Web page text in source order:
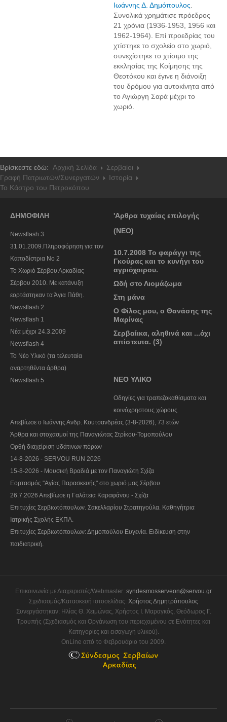
Ιωάννης Δ. Δημόπουλος.
Συνολικά χρημάτισε πρόεδρος
21 χρόνια (1936-1953, 1956 και
1962-1964). Επί προεδρίας του
χτίστηκε το σχολείο στο χωριό,
συνεχίστηκε το χτίσιμο της
εκκλησίας της Κοίμησης της
Θεοτόκου και έγινε η διάνοιξη
του δρόμου για αυτοκίνητα από
το Αγιώργη Σαρά μέχρι το
χωριό.
Βρίσκεστε εδώ: Αρχική Σελίδα
Σερβαίοι
Γραφή Πατριωτών/Συνεργατών
Ιστορία
Το Κάστρο του Πετροκόπου
ΔΗΜΟΦΙΛΗ
Newsflash 3
31.01.2009.Πληροφόρηση για τον
Καποδίστρια Νο 2
To Χωριό Σέρβου Αρκαδίας
Σέρβου 2010. Με κατάνυξη
εορτάστηκαν τα Άγια Πάθη.
Newsflash 2
Newsflash 1
Nέα μέχρι 24.3.2009
Newsflash 4
Το Νέο Υλικό (τα τελευταία
αναρτηθέντα άρθρα)
Newsflash 5
'Αρθρα τυχαίας επιλογής
(ΝΕΟ)
10.7.2008 Το φαράγγι της
Γκούρας και το κυνήγι του
αγριόχοιρου.
Ωδή στο Λιομάζωμα
Στη μάνα
Ο Φίλος μου, ο Θανάσης της
Μαρίνας
Σερβαίικα, αληθινά και ...όχι
απίστευτα. (3)
ΝΕΟ ΥΛΙΚΟ
Οδηγίες για τραπεζοκαθίσματα και
κοινόχρηστους χώρους
Απεβίωσε ο Ιωάννης Ανδρ. Κουτσανδρέας (3-8-2026), 73 ετών
Άρθρα και στοχασμοί της Παναγιώτας Στρίκου-Τομοπούλου
Ορθή διαχείριση υδάτινων πόρων
14-8-2026 - SERVOU RUN 2026
15-8-2026 - Μουσική Βραδιά με τον Παναγιώτη Σχίζα
Εορτασμός "Αγίας Παρασκευής" στο χωριό μας Σέρβου
26.7.2026 Απεβίωσε η Γαλάτεια Καραφάνου - Σχίζα
Επιτυχίες Σερβιωτόπουλων. Σακελλαρίου Στρατηγούλα. Καθηγήτρια
Ιατρικής Σχολής ΕΚΠΑ.
Επιτυχίες Σερβιωτόπουλων: Δημοπούλου Ευγενία. Ειδίκευση στην
παιδιατρική.
Επικοινωνία με Διαχειριστές/Webmaster: syndesmosserveon@servou.gr
Σχεδιασμός/Κατασκευή ιστοσελίδας: Χρήστος Δημητρόπουλος
Συνεργάστηκαν: Ηλίας Θ. Χειμώνας, Χρήστος Ι. Μαραγκός, Θεόδωρος Γ.
Τρουπής (Σχεδιασμός και Οργάνωση του περιεχομένου σε Ενότητες και
Κατηγορίες και εισαγωγή υλικού).
OnLine από το Φεβρουάριο του 2009.